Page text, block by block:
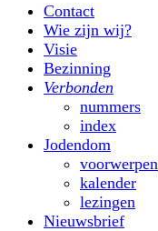
Contact
Wie zijn wij?
Visie
Bezinning
Verbonden
nummers
index
Jodendom
voorwerpen
kalender
lezingen
Nieuwsbrief